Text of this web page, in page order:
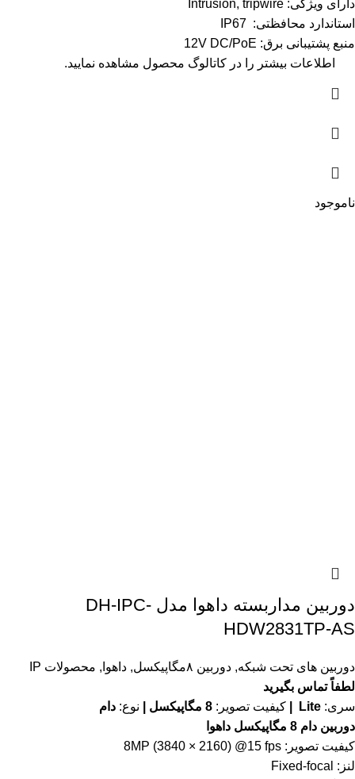
دارای ویژگی: Intrusion, tripwire
استاندارد محافظتی: IP67
منبع پشتیبانی برق: 12V DC/PoE
اطلاعات بیشتر را در کاتالوگ محصول مشاهده نمایید.
ناموجود
دوربین مداربسته داهوا مدل DH-IPC-
HDW2831TP-AS
دوربین های تحت شبکه, دوربین ۸مگاپیکسل , داهوا , محصولات IP
لطفاً تماس بگیرید
سری: Lite | کیفیت تصویر: نوع: دام
دوربین دام 8 مگاپیکسل داهوا
کیفیت تصویر: 8MP (3840 × 2160) @15 fps
لنز: Fixed-focal